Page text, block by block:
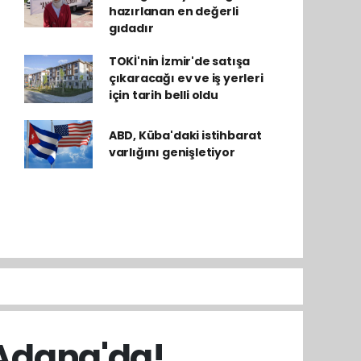
hazırlanan en değerli
gıdadır
TOKİ'nin İzmir'de satışa
çıkaracağı ev ve iş yerleri
için tarih belli oldu
ABD, Küba'daki istihbarat
varlığını genişletiyor